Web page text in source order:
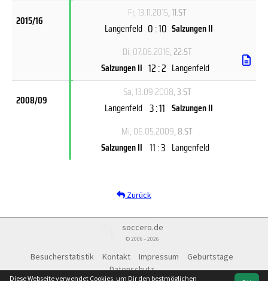
2015/16
Fr, 13.11.2015, 11.ST
Langenfeld 0 : 10 Salzungen II
Di, 07.06.2016, 22.ST
Salzungen II 12 : 2 Langenfeld
2008/09
Sa, 13.09.2008, 3.ST
Langenfeld 3 : 11 Salzungen II
Mi, 06.05.2009, 8.ST
Salzungen II 11 : 3 Langenfeld
Zurück
soccero.de
© 2006 - 2026
Besucherstatistik Kontakt Impressum
Geburtstage
Datenschutz
Diese Webseite verwendet Cookies, um Dir den bestmöglichen